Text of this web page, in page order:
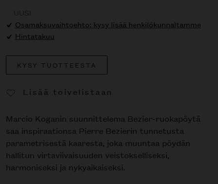
UUSI
Osamaksuvaihtoehto: kysy lisää henkilökunnaltamme
Hintatakuu
KYSY TUOTTEESTA
Lisää toivelistaan
Marcio Koganin suunnittelema Bezier-ruokapöytä
saa inspiraationsa Pierre Bezierin tunnetusta
parametrisestä kaaresta, joka muuntaa pöydän
hallitun virtaviivaisuuden veistokselliseksi,
harmoniseksi ja nykyaikaiseksi.